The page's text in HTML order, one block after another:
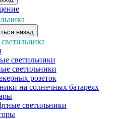
назад
светильники
светильники
розеток
на солнечных батареях
светильники